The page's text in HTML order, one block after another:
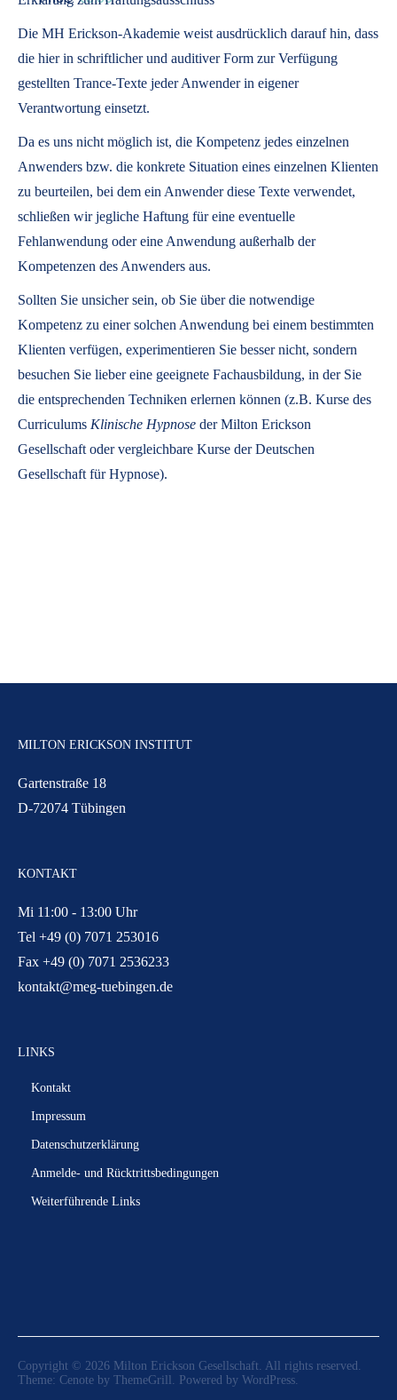
Die MH Erickson-Akademie weist ausdrücklich darauf hin, dass
die hier in schriftlicher und auditiver Form zur Verfügung
gestellten Trance-Texte jeder Anwender in eigener
Verantwortung einsetzt.
Da es uns nicht möglich ist, die Kompetenz jedes einzelnen
Anwenders bzw. die konkrete Situation eines einzelnen Klienten
zu beurteilen, bei dem ein Anwender diese Texte verwendet,
schließen wir jegliche Haftung für eine eventuelle
Fehlanwendung oder eine Anwendung außerhalb der
Kompetenzen des Anwenders aus.
Sollten Sie unsicher sein, ob Sie über die notwendige
Kompetenz zu einer solchen Anwendung bei einem bestimmten
Klienten verfügen, experimentieren Sie besser nicht, sondern
besuchen Sie lieber eine geeignete Fachausbildung, in der Sie
die entsprechenden Techniken erlernen können (z.B. Kurse des
Curriculums Klinische Hypnose der Milton Erickson
Gesellschaft oder vergleichbare Kurse der Deutschen
Gesellschaft für Hypnose).
MILTON ERICKSON INSTITUT
Gartenstraße 18
D-72074 Tübingen
KONTAKT
Mi 11:00 - 13:00 Uhr
Tel +49 (0) 7071 253016
Fax +49 (0) 7071 2536233
kontakt@meg-tuebingen.de
LINKS
Kontakt
Impressum
Datenschutzerklärung
Anmelde- und Rücktrittsbedingungen
Weiterführende Links
Copyright © 2026 Milton Erickson Gesellschaft. All rights reserved.
Theme: Cenote by ThemeGrill. Powered by WordPress.